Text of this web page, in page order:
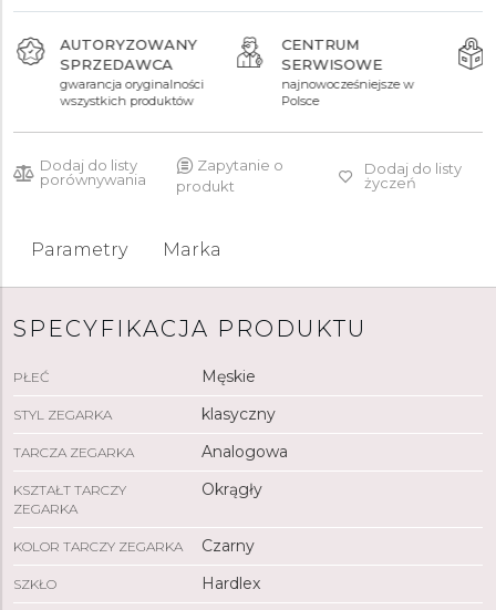
1 700 zł 1 800 zł
AUTORYZOWANY
SPRZEDAWCA
gwarancja oryginalności
wszystkich produktów
CENTRUM
SERWISOWE
najnowocześniejsze w
Polsce
Dodaj do listy
porównywania
Zapytanie o
produkt
Dodaj do listy
życzeń
Parametry Marka
SPECYFIKACJA PRODUKTU
PŁEĆ Męskie
STYL ZEGARKA klasyczny
TARCZA ZEGARKA Analogowa
KSZTAŁT TARCZY
ZEGARKA
Okrągły
KOLOR TARCZY ZEGARKA Czarny
SZKŁO Hardlex